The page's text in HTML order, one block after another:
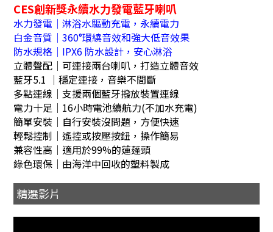
CES創新獎永續水力發電藍牙喇叭
水力發電｜淋浴水驅動充電，永續電力
白金音質｜360°環繞音效和強大低音效果
防水規格｜IPX6 防水設計，安心淋浴
立體聲配｜可連接兩台喇叭，打造立體音效
藍牙5.1 ｜穩定連接，音樂不間斷
多點連線｜支援兩個藍牙撥放裝置連線
電力十足｜16小時電池續航力(不加水充電)
簡單安裝｜自行安裝沒問題，方便快速
輕鬆控制｜遙控或按壓按鈕，操作簡易
兼容性高｜適用於99%的蓮蓬頭
綠色環保｜由海洋中回收的塑料製成
精選影片